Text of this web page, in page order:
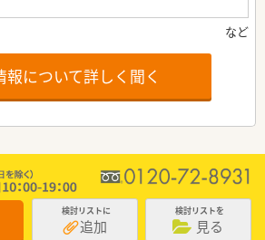
報について詳しく聞く
検討リストに
追加
検討リストを
見る